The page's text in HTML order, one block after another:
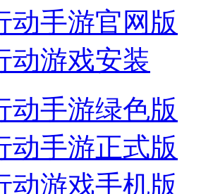
动手游官网版
动游戏安装
动手游绿色版
动手游正式版
动游戏手机版